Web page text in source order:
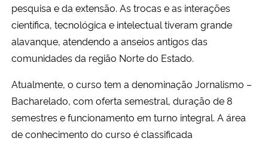
Secretaria de Governo
Gabinete de Segurança Institucional
pesquisa e da extensão. As trocas e as interações
científica, tecnológica e intelectual tiveram grande
alavanque, atendendo a anseios antigos das
comunidades da região Norte do Estado.
Atualmente, o curso tem a denominação Jornalismo –
Bacharelado, com oferta semestral, duração de 8
semestres e funcionamento em turno integral. A área
de conhecimento do curso é classificada